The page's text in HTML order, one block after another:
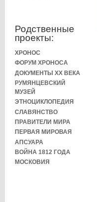
Родственные
проекты:
ХРОНОС
ФОРУМ ХРОНОСА
ДОКУМЕНТЫ XX ВЕКА
РУМЯНЦЕВСКИЙ
МУЗЕЙ
ЭТНОЦИКЛОПЕДИЯ
СЛАВЯНСТВО
ПРАВИТЕЛИ МИРА
ПЕРВАЯ МИРОВАЯ
АПСУАРА
ВОЙНА 1812 ГОДА
МОСКОВИЯ